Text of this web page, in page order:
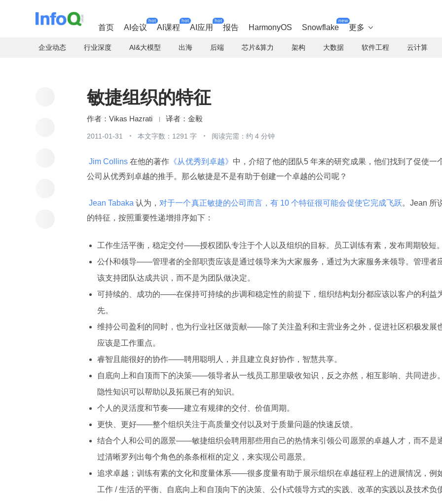
首页 AI会议
hot
AI课程
hot
AI应用
hot
报告 HarmonyOS Snowflake
new
更多 
企业动态 行业深度 AI&大模型 出海 后端 芯片&算力 架构 大数据 软件工程 云计算
敏捷组织的特征
Vikas Hazrati 金毅
2011-01-31 本文字数：1291 字 阅读完需：约 4 分钟
Jim Collins 在他的著作 《从优秀到卓越》 中，介绍了他的团队5 年来的研究成果，他们找到了促使一
公司从优秀到卓越的推手。那么敏捷是不是有助于创建一个卓越的公司呢？
Jean Tabaka 认为， 对于一个真正敏捷的公司而言，有 10 个特征很可能会促使它完成飞跃。Jean 所
的特征，按照重要性递增排序如下：
工作生活平衡，稳定交付——授权团队专注于个人以及组织的目标。员工训练有素，发布周期较短
公仆和领导——管理者的全部职责应该是通过领导来为大家服务，通过为大家服务来领导。管理者
该支持团队达成共识，而不是为团队做决定。
可持续的、成功的——在保持可持续的步调和稳定性的前提下，组织结构划分都应该以客户的利益
先。
维持公司盈利的同时，也为行业社区做贡献——除了关注盈利和主营业务之外，促进社区积极发展
应该是工作重点。
睿智且能很好的协作——聘用聪明人，并且建立良好协作，智慧共享。
自底向上和自顶而下的决策——领导者从一线员工那里吸收知识，反之亦然，相互影响、共同进步
隐性知识可以帮助以及拓展已有的知识。
个人的灵活度和节奏——建立有规律的交付、价值周期。
更快、更好——整个组织关注于高质量交付以及对于质量问题的快速反馈。
结合个人和公司的愿景——敏捷组织会聘用那些用自己的热情来引领公司愿景的卓越人才，而不是
过清晰罗列出每个角色的条条框框的定义，来实现公司愿景。
追求卓越；训练有素的文化和度量体系——很多度量有助于展示组织在卓越征程上的进展情况，例
工作 / 生活的平衡、自底向上和自顶向下的决策、公仆式领导方式的实践、改革的实践以及技术负